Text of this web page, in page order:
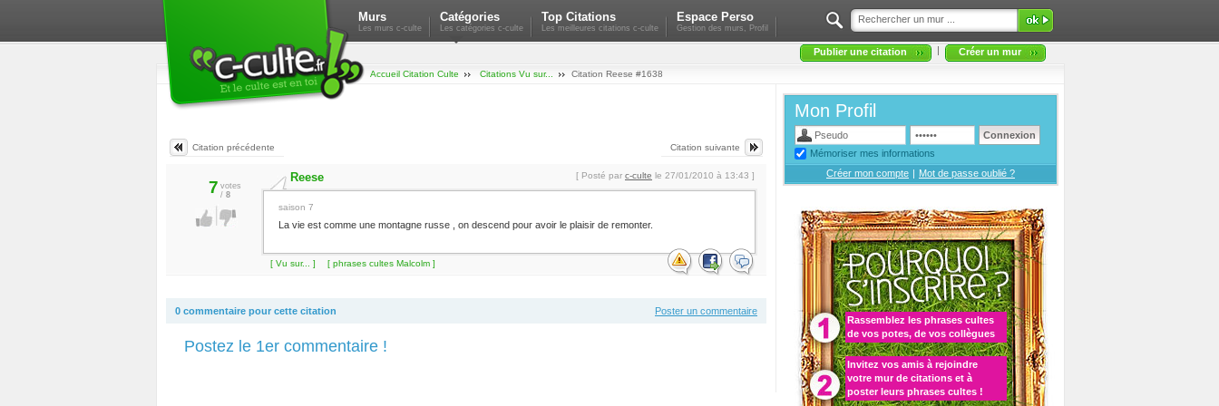
Murs
Les murs c-culte
Catégories
Les catégories c-culte
Top Citations
Les meilleures citations c-culte
Espace Perso
Gestion des murs, Profil
Publier une citation | Créer un mur
Accueil Citation Culte Citations Vu sur... Citation Reese #1638
Citation précédente Citation suivante
7 votes
/ 8
Reese [ Posté par c-culte le 27/01/2010 à 13:43 ]
saison 7
La vie est comme une montagne russe , on descend pour avoir le plaisir de remonter.
[ Vu sur... ] [ phrases cultes Malcolm ]
0 commentaire pour cette citation Poster un commentaire
Postez le 1er commentaire !
Mon Profil
Mémoriser mes informations
Créer mon compte | Mot de passe oublié ?
Rassemblez les phrases cultes
de vos potes, de vos collègues
Invitez vos amis à rejoindre
votre mur de citations et à
poster leurs phrases cultes !